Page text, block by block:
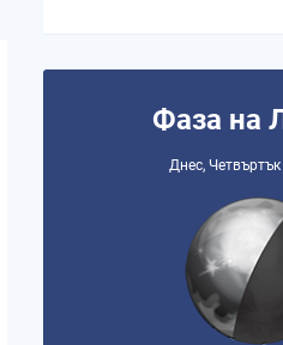
Фаза на
Днес, Четвъртък